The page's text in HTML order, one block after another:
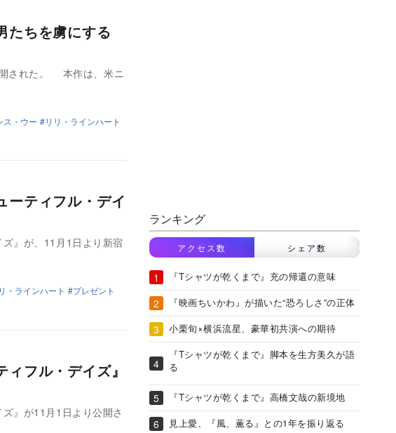
たちを虜にする
された。 本作は、米ニ
ス・ウー
リリ・ラインハート
ーティフル・デイ
』が、11月1日より新宿
・ラインハート
プレゼント
フル・デイズ』
』が11月1日より公開さ
ランキング
アクセス数 シェア数
『Tシャツが乾くまで』充の帰還の意味
『映画ちいかわ』が描いた“恐ろしさ”の正体
小栗旬×横浜流星、豪華初共演への期待
『Tシャツが乾くまで』脚本を生方美久が語
る
『Tシャツが乾くまで』高橋文哉の新境地
見上愛、『風、薫る』との1年を振り返る